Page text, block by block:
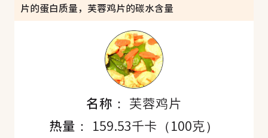
片的蛋白质量，芙蓉鸡片的碳水含量
名称： 芙蓉鸡片
热量： 159.53千卡（100克）